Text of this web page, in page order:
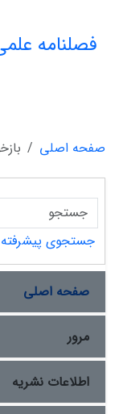
فصلنامه
صفحه اصلی
جستجوی پیشرفته
صفحه اصلی
مرور
اطلاعات نشریه